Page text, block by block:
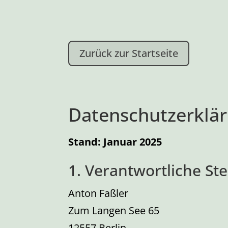
Zurück zur Startseite
Stand: Januar 2025
1. Verantwortliche
Anton Faßler
Zum Langen See 65